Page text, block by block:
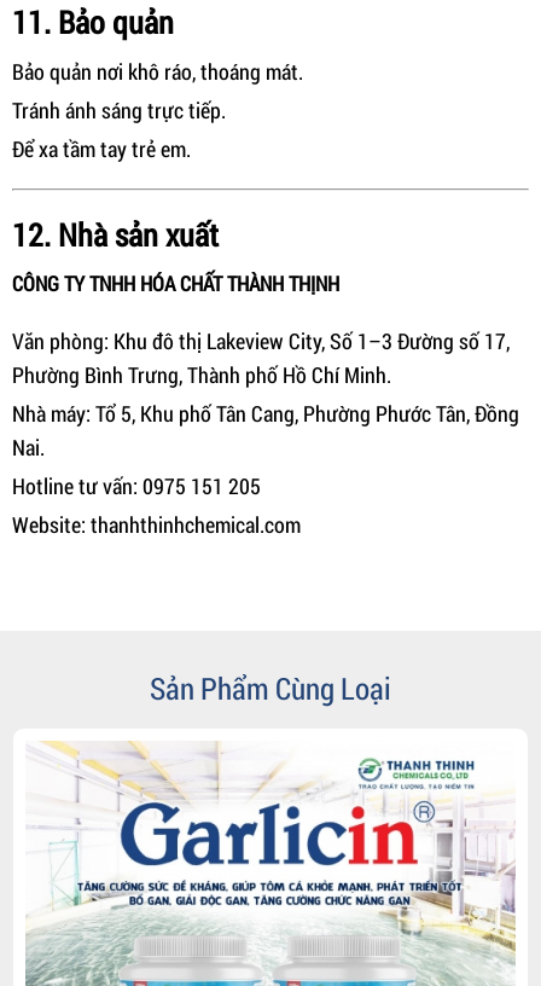
11. Bảo quản
Bảo quản nơi khô ráo, thoáng mát.
Tránh ánh sáng trực tiếp.
Để xa tầm tay trẻ em.
12. Nhà sản xuất
CÔNG TY TNHH HÓA CHẤT THÀNH THỊNH
Văn phòng: Khu đô thị Lakeview City, Số 1–3 Đường số 17,
Phường Bình Trưng, Thành phố Hồ Chí Minh.
Nhà máy: Tổ 5, Khu phố Tân Cang, Phường Phước Tân, Đồng
Nai.
Hotline tư vấn: 0975 151 205
Website: thanhthinhchemical.com
Sản Phẩm Cùng Loại